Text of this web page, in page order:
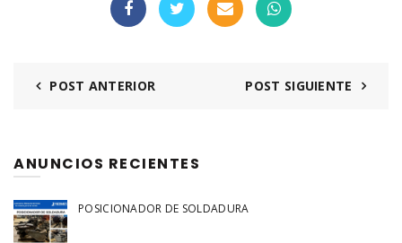
POST ANTERIOR POST SIGUIENTE
ANUNCIOS RECIENTES
POSICIONADOR DE SOLDADURA